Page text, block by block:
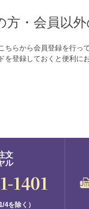
方・会員以
らから会員登録を行って
を登録しておくと便利に
文
ル
1401
4を除く）